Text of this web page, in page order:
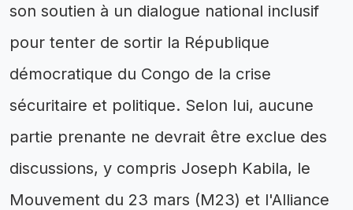
son soutien à un dialogue national inclusif
pour tenter de sortir la République
démocratique du Congo de la crise
sécuritaire et politique. Selon lui, aucune
partie prenante ne devrait être exclue des
discussions, y compris Joseph Kabila, le
Mouvement du 23 mars (M23) et l'Alliance